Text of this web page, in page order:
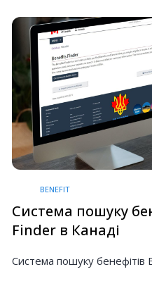
BENEFIT
Система пошуку
Finder в Канаді
Система пошуку бенефітів